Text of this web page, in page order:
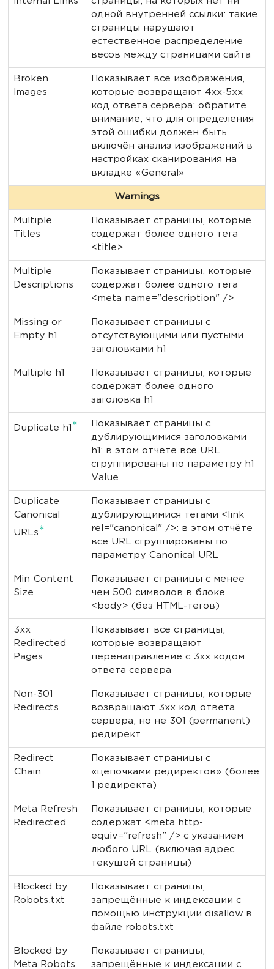
одной внутренней ссылки: такие
страницы нарушают
естественное распределение
весов между страницами сайта
Broken
Images
Показывает все изображения,
которые возвращают 4xx-5xx
код ответа сервера: обратите
внимание, что для определения
этой ошибки должен быть
включён анализ изображений в
настройках сканирования на
вкладке «General»
Warnings
Multiple
Titles
Показывает страницы, которые
содержат более одного тега
<title>
Multiple
Descriptions
Показывает страницы, которые
содержат более одного тега
<meta name="description" />
Missing or
Empty h1
Показывает страницы с
отсутствующими или пустыми
заголовками h1
Multiple h1
Показывает страницы, которые
содержат более одного
заголовка h1
Duplicate h1*
Показывает страницы с
дублирующимися заголовками
h1: в этом отчёте все URL
сгруппированы по параметру h1
Value
Duplicate
Canonical
URLs*
Показывает страницы с
дублирующимися тегами <link
rel="canonical" />: в этом отчёте
все URL сгруппированы по
параметру Canonical URL
Min Content
Size
Показывает страницы с менее
чем 500 символов в блоке
<body> (без HTML-тегов)
3xx
Redirected
Pages
Показывает все страницы,
которые возвращают
перенаправление с 3xx кодом
ответа сервера
Non-301
Redirects
Показывает страницы, которые
возвращают 3xx код ответа
сервера, но не 301 (permanent)
редирект
Redirect
Chain
Показывает страницы с
«цепочками редиректов» (более
1 редиректа)
Meta Refresh
Redirected
Показывает страницы, которые
содержат <meta http-
equiv="refresh" /> с указанием
любого URL (включая адрес
текущей страницы)
Blocked by
Robots.txt
Показывает страницы,
запрещённые к индексации с
помощью инструкции disallow в
файле robots.txt
Blocked by
Meta Robots
Показывает страницы,
запрещённые к индексации с